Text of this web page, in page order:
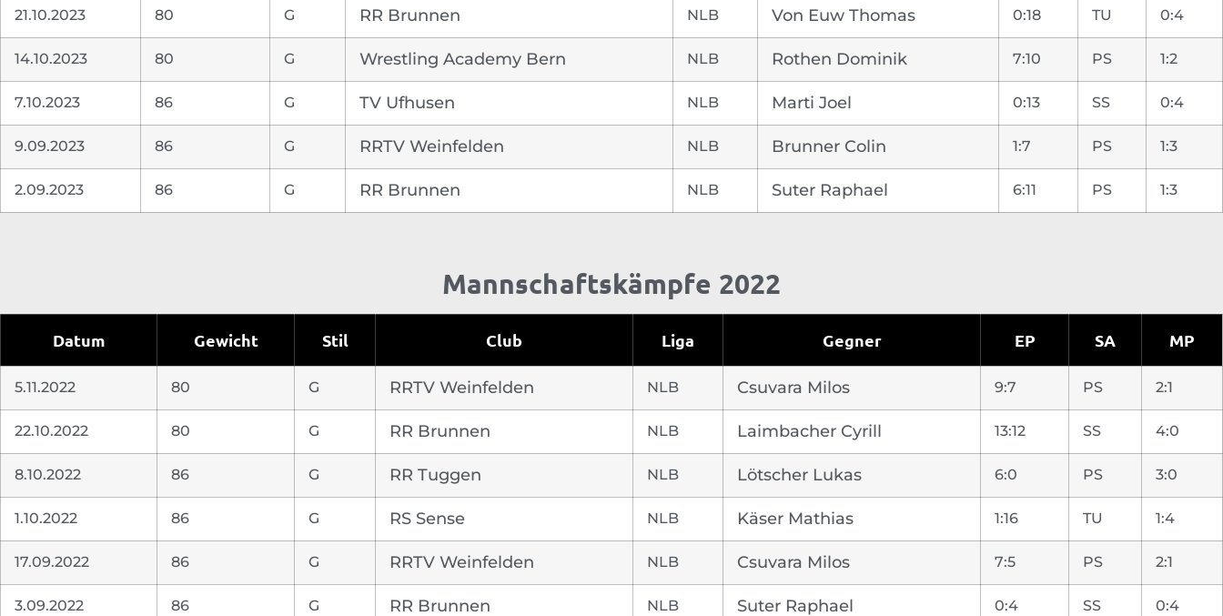
21.10.2023 80 G RR Brunnen NLB Von Euw Thomas 0:18 TU 0:4
14.10.2023 80 G Wrestling Academy Bern NLB Rothen Dominik 7:10 PS 1:2
7.10.2023 86 G TV Ufhusen NLB Marti Joel 0:13 SS 0:4
9.09.2023 86 G RRTV Weinfelden NLB Brunner Colin 1:7 PS 1:3
2.09.2023 86 G RR Brunnen NLB Suter Raphael 6:11 PS 1:3
Mannschaftskämpfe 2022
Datum Gewicht Stil Club Liga Gegner EP SA MP
5.11.2022 80 G RRTV Weinfelden NLB Csuvara Milos 9:7 PS 2:1
22.10.2022 80 G RR Brunnen NLB Laimbacher Cyrill 13:12 SS 4:0
8.10.2022 86 G RR Tuggen NLB Lötscher Lukas 6:0 PS 3:0
1.10.2022 86 G RS Sense NLB Käser Mathias 1:16 TU 1:4
17.09.2022 86 G RRTV Weinfelden NLB Csuvara Milos 7:5 PS 2:1
3.09.2022 86 G RR Brunnen NLB Suter Raphael 0:4 SS 0:4